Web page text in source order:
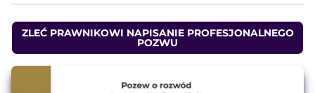
ZLEĆ PRAWNIKOWI NAPISANIE PROFESJONALNEGO
POZWU